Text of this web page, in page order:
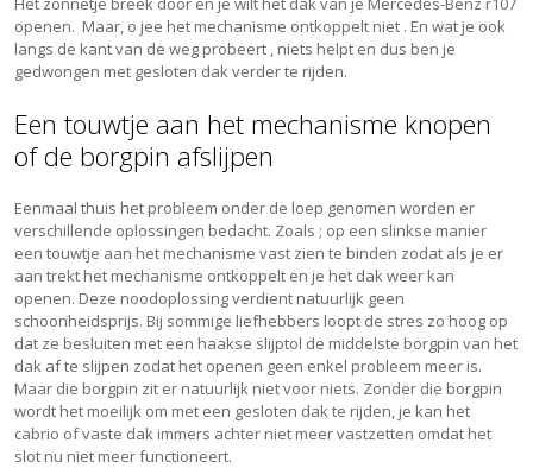
openen. Maar, o jee het mechanisme ontkoppelt niet . En wat je ook
langs de kant van de weg probeert , niets helpt en dus ben je
gedwongen met gesloten dak verder te rijden.
Een touwtje aan het mechanisme knopen
of de borgpin afslijpen
Eenmaal thuis het probleem onder de loep genomen worden er
verschillende oplossingen bedacht. Zoals ; op een slinkse manier
een touwtje aan het mechanisme vast zien te binden zodat als je er
aan trekt het mechanisme ontkoppelt en je het dak weer kan
openen. Deze noodoplossing verdient natuurlijk geen
schoonheidsprijs. Bij sommige liefhebbers loopt de stres zo hoog op
dat ze besluiten met een haakse slijptol de middelste borgpin van het
dak af te slijpen zodat het openen geen enkel probleem meer is.
Maar die borgpin zit er natuurlijk niet voor niets. Zonder die borgpin
wordt het moeilijk om met een gesloten dak te rijden, je kan het
cabrio of vaste dak immers achter niet meer vastzetten omdat het
slot nu niet meer functioneert.